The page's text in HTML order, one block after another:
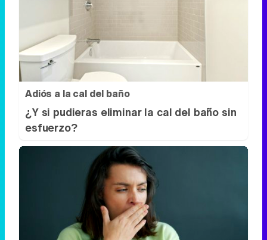
Adiós a la cal del baño
¿Y si pudieras eliminar la cal del baño sin
esfuerzo?